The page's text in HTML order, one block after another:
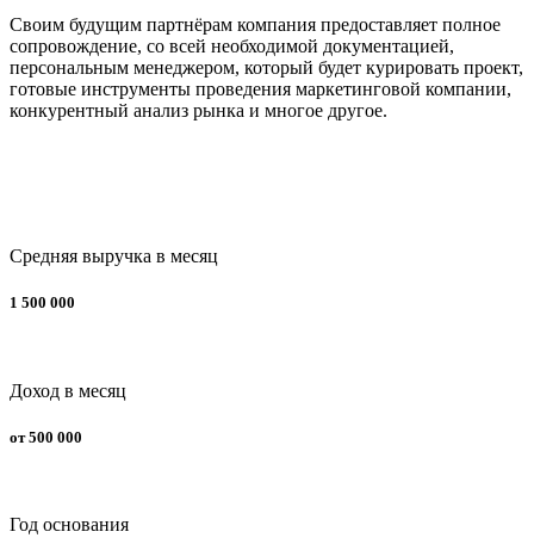
Своим будущим партнёрам компания предоставляет полное
сопровождение, со всей необходимой документацией,
персональным менеджером, который будет курировать проект,
готовые инструменты проведения маркетинговой компании,
конкурентный анализ рынка и многое другое.
Средняя выручка в месяц
1 500 000
Доход в месяц
от 500 000
Год основания